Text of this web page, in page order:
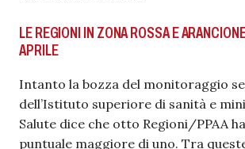
LE REGIONI IN ZONA ROSSA E
APRILE
Intanto la bozza del monitoraggio
dell’Istituto superiore di sanità e
Salute dice che otto Regioni/PPAA
puntuale maggiore di uno. Tra